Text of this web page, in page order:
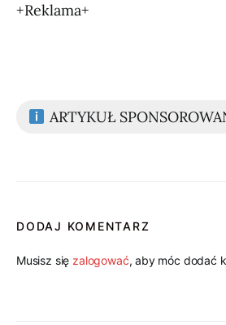
+Reklama+
ARTYKUŁ
DODAJ KOMENTARZ
Musisz się zalogować, aby móc dodać